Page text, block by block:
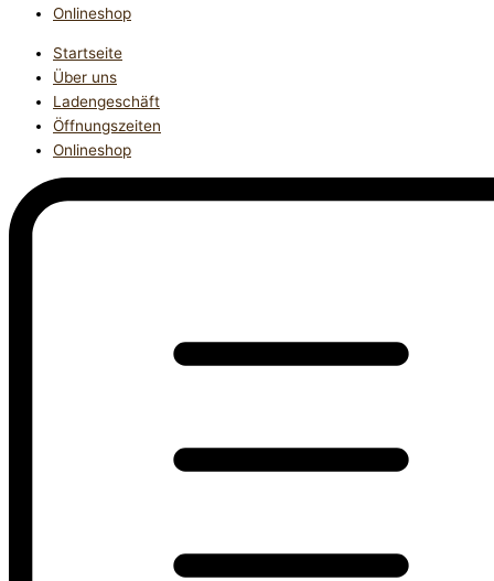
Onlineshop
Startseite
Über uns
Ladengeschäft
Öffnungszeiten
Onlineshop